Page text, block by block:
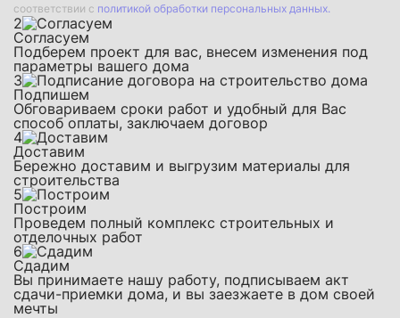
соответствии с политикой обработки персональных данных.
2
Согласуем
Подберем проект для вас, внесем изменения под
параметры вашего дома
3
Подпишем
Обговариваем сроки работ и удобный для Вас
способ оплаты, заключаем договор
4
Доставим
Бережно доставим и выгрузим материалы для
строительства
5
Построим
Проведем полный комплекс строительных и
отделочных работ
6
Сдадим
Вы принимаете нашу работу, подписываем акт
сдачи-приемки дома, и вы заезжаете в дом своей
мечты